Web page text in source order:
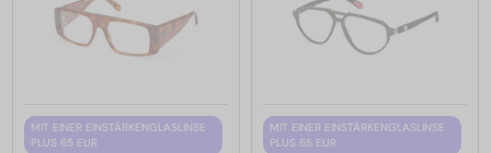
MIT EINER EINSTÄRKENGLASLINSE
PLUS 65 EUR
MIT EINER EINSTÄRKENGLASLINSE
PLUS 65 EUR